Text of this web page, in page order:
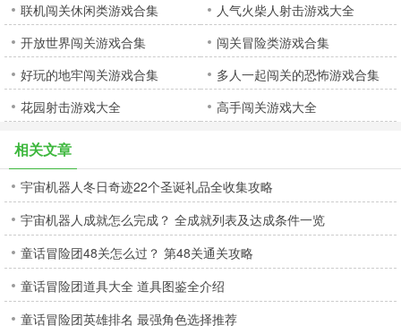
联机闯关休闲类游戏合集
人气火柴人射击游戏大全
开放世界闯关游戏合集
闯关冒险类游戏合集
好玩的地牢闯关游戏合集
多人一起闯关的恐怖游戏合集
花园射击游戏大全
高手闯关游戏大全
相关文章
宇宙机器人冬日奇迹22个圣诞礼品全收集攻略
宇宙机器人成就怎么完成？ 全成就列表及达成条件一览
童话冒险团48关怎么过？ 第48关通关攻略
童话冒险团道具大全 道具图鉴全介绍
童话冒险团英雄排名 最强角色选择推荐